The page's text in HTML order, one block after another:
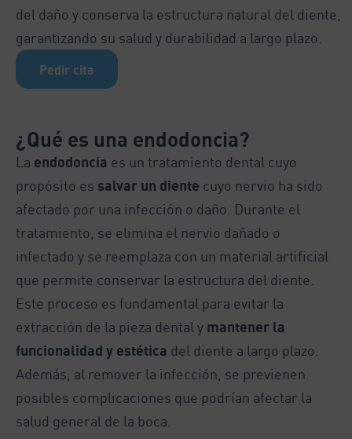
del daño y conserva la estructura natural del diente,
garantizando su salud y durabilidad a largo plazo.
Pedir cita
¿Qué es una endodoncia?
La endodoncia es un tratamiento dental cuyo
propósito es salvar un diente cuyo nervio ha sido
afectado por una infección o daño. Durante el
tratamiento, se elimina el nervio dañado o
infectado y se reemplaza con un material artificial
que permite conservar la estructura del diente.
Este proceso es fundamental para evitar la
extracción de la pieza dental y mantener la
funcionalidad y estética del diente a largo plazo.
Además, al remover la infección, se previenen
posibles complicaciones que podrían afectar la
salud general de la boca.